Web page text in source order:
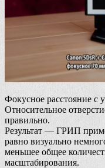
Фокусное расстояние с
Относительное
правильно.
Результат — ГРИП
равно визуально
меньшее общее
масштабирования.